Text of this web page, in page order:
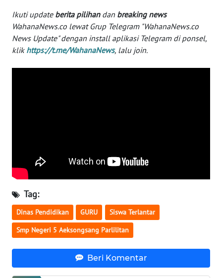
Ikuti update berita pilihandan breaking news
WahanaNews.co lewat Grup Telegram "WahanaNews.co
News Update" dengan install aplikasi Telegram di ponsel,
klik https://t.me/WahanaNews, lalu join.
Tag:
Dinas Pendidikan GURU Siswa Terlantar
Smp Negeri 5 Aeksongsang Parlilitan
Beri Komentar
WN
JAMBI
WN
WN
BABEL